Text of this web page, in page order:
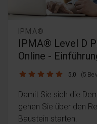
IPMA®
IPMA® Level D
Online -
5.0 / 5 5.0 (5
Damit Sie sich die
gehen Sie über den
Baustein starten.